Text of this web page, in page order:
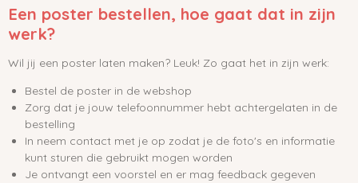
Een poster bestellen, hoe gaat dat in zijn
werk?
Wil jij een poster laten maken? Leuk! Zo gaat het in zijn werk:
Bestel de poster in de webshop
Zorg dat je jouw telefoonnummer hebt achtergelaten in de
bestelling
In neem contact met je op zodat je de foto's en informatie
kunt sturen die gebruikt mogen worden
Je ontvangt een voorstel en er mag feedback gegeven